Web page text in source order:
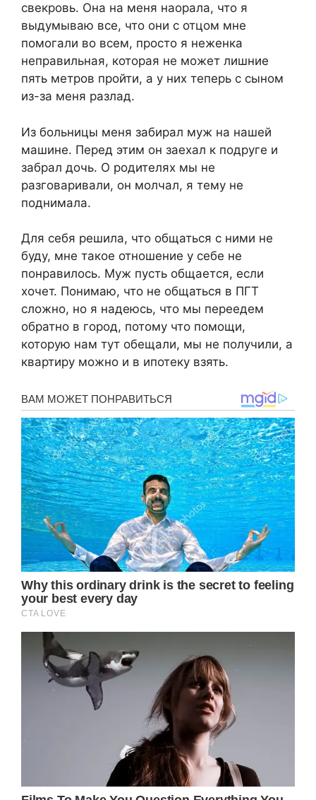
свекровь. Она на меня наорала, что я
выдумываю все, что они с отцом мне
помогали во всем, просто я неженка
неправильная, которая не может лишние
пять метров пройти, а у них теперь с сыном
из-за меня разлад.
Из больницы меня забирал муж на нашей
машине. Перед этим он заехал к подруге и
забрал дочь. О родителях мы не
разговаривали, он молчал, я тему не
поднимала.
Для себя решила, что общаться с ними не
буду, мне такое отношение у себе не
понравилось. Муж пусть общается, если
хочет. Понимаю, что не общаться в ПГТ
сложно, но я надеюсь, что мы переедем
обратно в город, потому что помощи,
которую нам тут обещали, мы не получили, а
квартиру можно и в ипотеку взять.